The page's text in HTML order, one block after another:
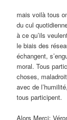
mais voilà tous
du cul
à ce qu’ils
le biais des
échangent,
moral. Tous
choses,
avec de
tous participent.
Alors Merci: